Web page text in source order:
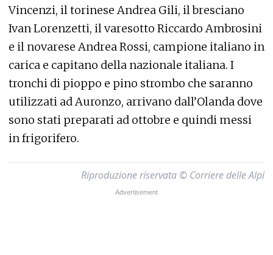
Vincenzi, il torinese Andrea Gili, il bresciano
Ivan Lorenzetti, il varesotto Riccardo Ambrosini
e il novarese Andrea Rossi, campione italiano in
carica e capitano della nazionale italiana. I
tronchi di pioppo e pino strombo che saranno
utilizzati ad Auronzo, arrivano dall’Olanda dove
sono stati preparati ad ottobre e quindi messi
in frigorifero.
Riproduzione riservata © Corriere delle Alpi